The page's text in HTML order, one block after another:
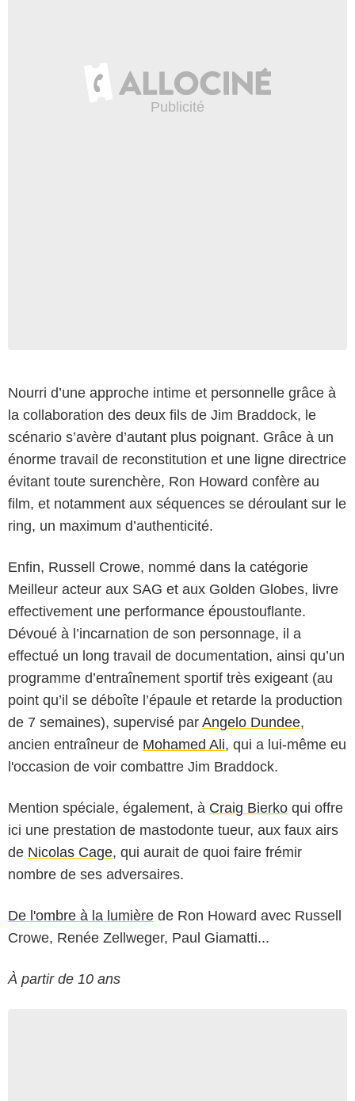
Nourri d’une approche intime et personnelle grâce à
la collaboration des deux fils de Jim Braddock, le
scénario s’avère d’autant plus poignant. Grâce à un
énorme travail de reconstitution et une ligne directrice
évitant toute surenchère, Ron Howard confère au
film, et notamment aux séquences se déroulant sur le
ring, un maximum d’authenticité.
Enfin, Russell Crowe, nommé dans la catégorie
Meilleur acteur aux SAG et aux Golden Globes, livre
effectivement une performance époustouflante.
Dévoué à l’incarnation de son personnage, il a
effectué un long travail de documentation, ainsi qu’un
programme d’entraînement sportif très exigeant (au
point qu’il se déboîte l’épaule et retarde la production
de 7 semaines), supervisé par Angelo Dundee,
ancien entraîneur de Mohamed Ali, qui a lui-même eu
l'occasion de voir combattre Jim Braddock.
Mention spéciale, également, à Craig Bierko qui offre
ici une prestation de mastodonte tueur, aux faux airs
de Nicolas Cage, qui aurait de quoi faire frémir
nombre de ses adversaires.
De l'ombre à la lumière de Ron Howard avec Russell
Crowe, Renée Zellweger, Paul Giamatti...
À partir de 10 ans